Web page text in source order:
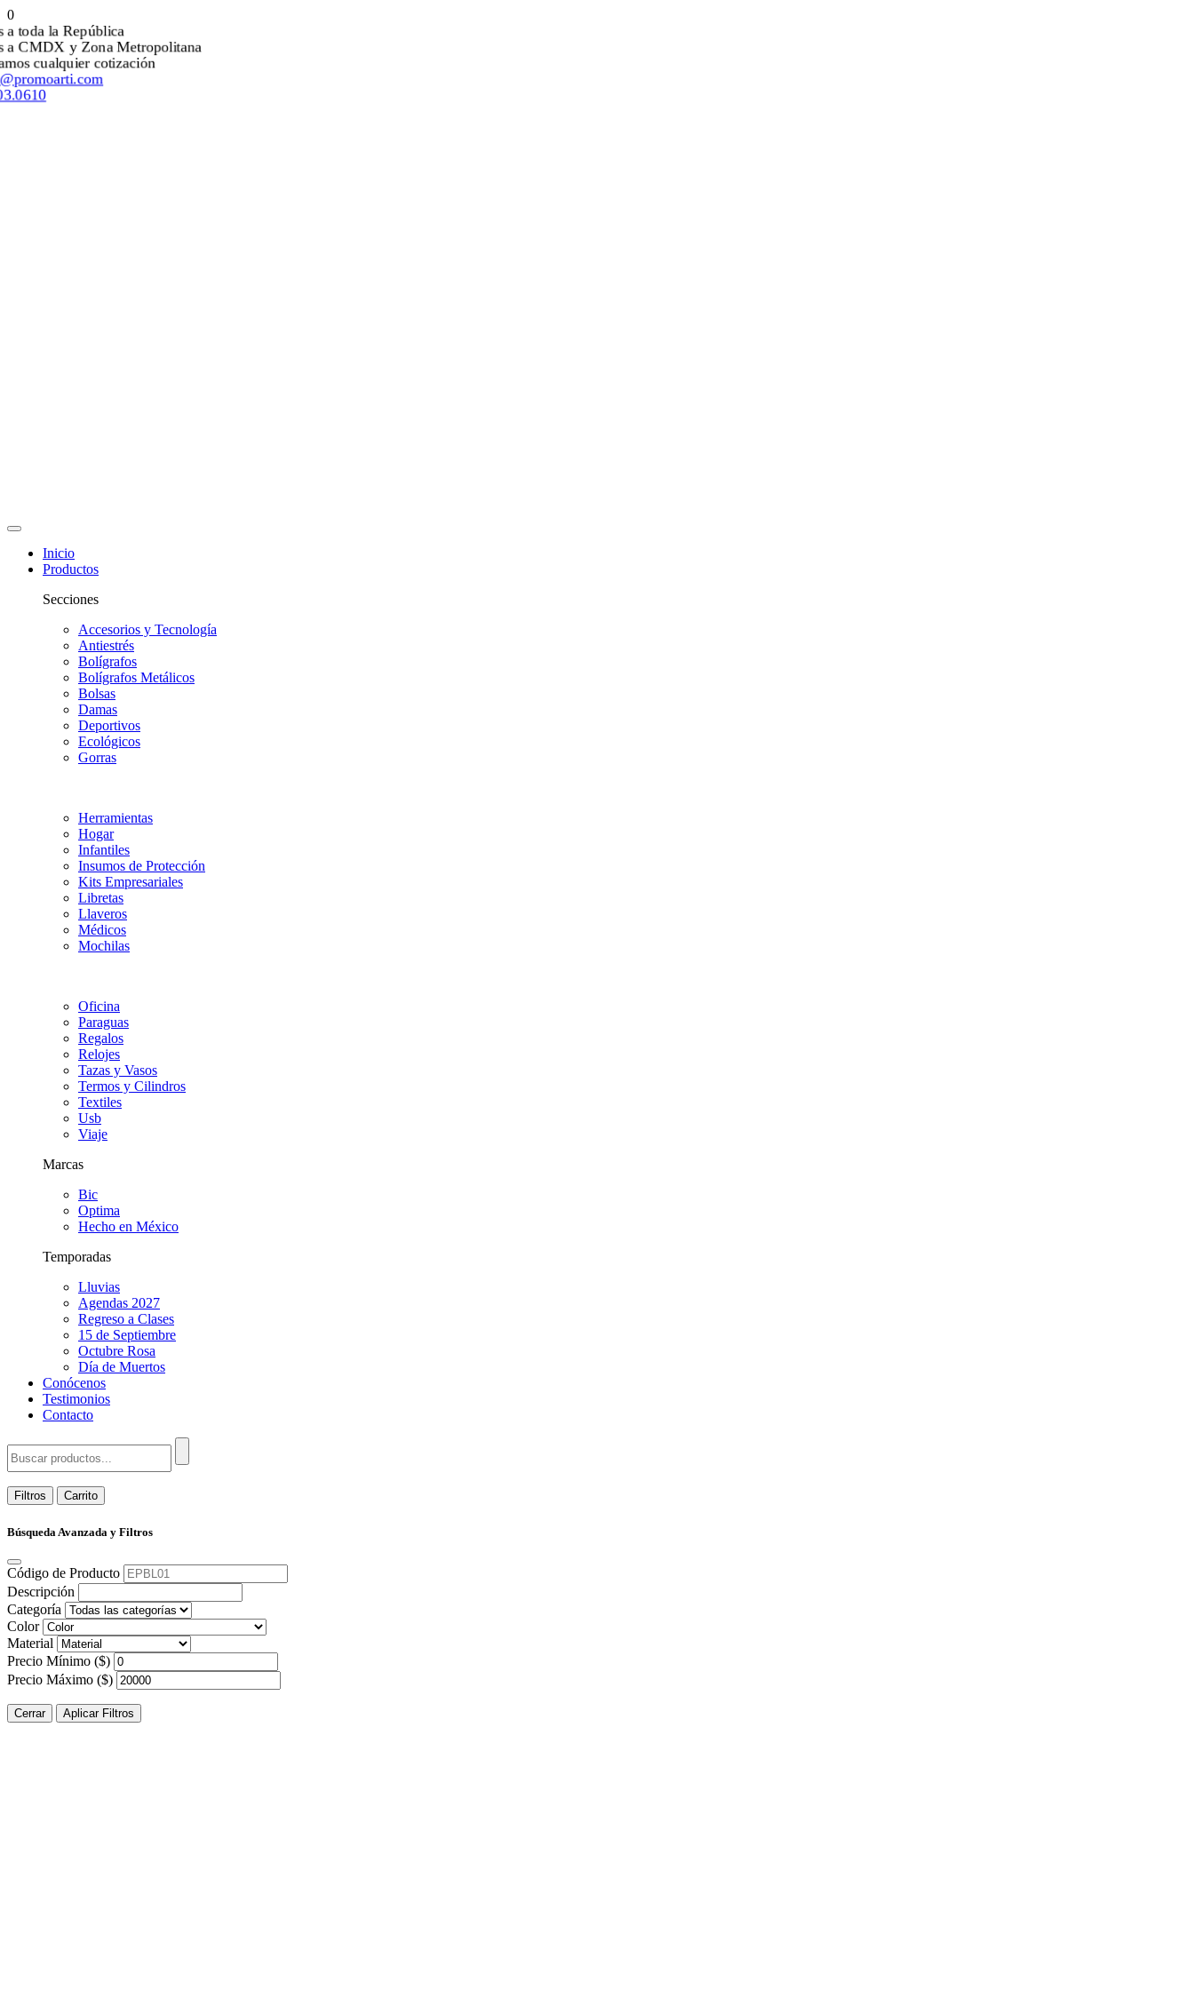
0
Envíos a toda la República
Envíos a CMDX y Zona Metropolitana
Mejoramos cualquier cotización
ventas@promoarti.com
55.5203.0610
Inicio
Productos
Secciones
Accesorios y Tecnología
Antiestrés
Bolígrafos
Bolígrafos Metálicos
Bolsas
Damas
Deportivos
Ecológicos
Gorras
Herramientas
Hogar
Infantiles
Insumos de Protección
Kits Empresariales
Libretas
Llaveros
Médicos
Mochilas
Oficina
Paraguas
Regalos
Relojes
Tazas y Vasos
Termos y Cilindros
Textiles
Usb
Viaje
Marcas
Bic
Optima
Hecho en México
Temporadas
Lluvias
Agendas 2027
Regreso a Clases
15 de Septiembre
Octubre Rosa
Día de Muertos
Conócenos
Testimonios
Contacto
Filtros Carrito
Búsqueda Avanzada y Filtros
Código de Producto
Descripción
Categoría
Color
Material
Precio Mínimo ($)
Precio Máximo ($)
Cerrar Aplicar Filtros